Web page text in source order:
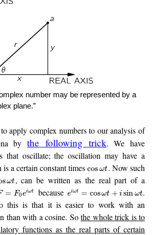
number may be represented by a
plane.”
apply complex numbers to our analysis of
bythe following trick. We have
that oscillate; the oscillation may have a
a certain constant timescos ωt. Now such
ωt, can be written as the real part of a
= F0eiωt because eiωt = cosωt + i sin ωt.
this is that it is easier to work with an
than with a cosine. Sothe whole trick is to
functions as the real parts of certain